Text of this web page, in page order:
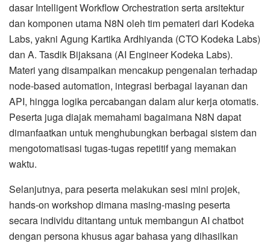
dasar Intelligent Workflow Orchestration serta arsitektur
dan komponen utama N8N oleh tim pemateri dari Kodeka
Labs, yakni Agung Kartika Ardhiyanda (CTO Kodeka Labs)
dan A. Tasdik Bijaksana (AI Engineer Kodeka Labs).
Materi yang disampaikan mencakup pengenalan terhadap
node-based automation, integrasi berbagai layanan dan
API, hingga logika percabangan dalam alur kerja otomatis.
Peserta juga diajak memahami bagaimana N8N dapat
dimanfaatkan untuk menghubungkan berbagai sistem dan
mengotomatisasi tugas-tugas repetitif yang memakan
waktu.
Selanjutnya, para peserta melakukan sesi mini projek,
hands-on workshop dimana masing-masing peserta
secara individu ditantang untuk membangun AI chatbot
dengan persona khusus agar bahasa yang dihasilkan